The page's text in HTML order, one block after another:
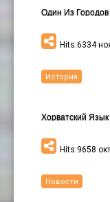
Один Из
Hits:6334
Hits:9658
История
Новости